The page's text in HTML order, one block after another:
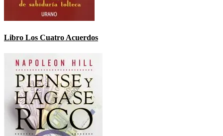
Libro Los Cuatro Acuerdos